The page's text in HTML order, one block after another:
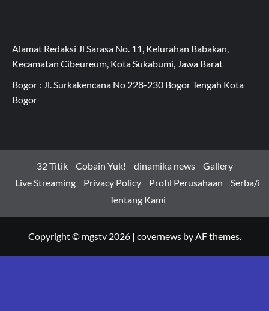
Alamat Redaksi Jl Sarasa No. 11, Kelurahan Babakan,
Kecamatan Cibeureum, Kota Sukabumi, Jawa Barat
Bogor : Jl. Surkakencana No 228-230 Bogor Tengah Kota
Bogor
32 Titik Cobain Yuk! dinamika news
Gallery
Live Streaming
Privacy Policy Profil Perusahaan
Serba/i
Tentang Kami
Copyright © mgstv 2026 | covernewsby AF themes.